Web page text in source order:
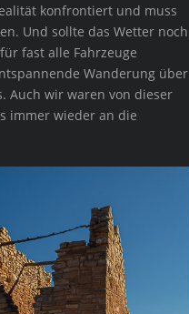
konfrontiert und muss
Und sollte das Wetter noch
fast alle Fahrzeuge
Wanderung über
Auch wir waren von dieser
immer wieder an die